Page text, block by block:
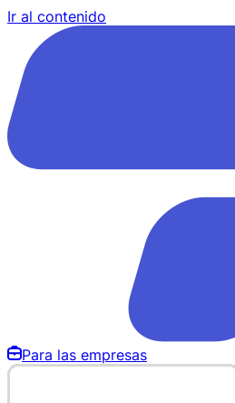
Ir al contenido
Para las empresas